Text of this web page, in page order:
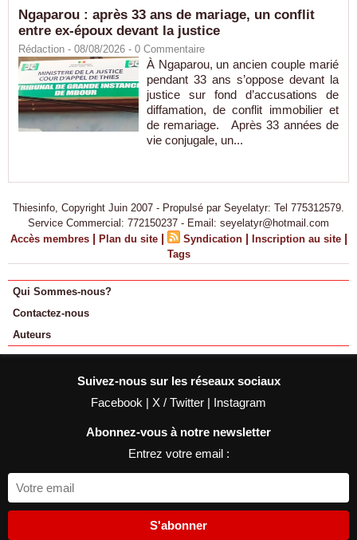
Ngaparou : après 33 ans de mariage, un conflit
entre ex-époux devant la justice
Rédaction - 08/08/2026 - 0 Commentaire
À Ngaparou, un ancien couple marié
pendant 33 ans s’oppose devant la
justice sur fond d’accusations de
diffamation, de conflit immobilier et
de remariage. Après 33 années de
vie conjugale, un...
Thiesinfo, Copyright Juin 2007 - Propulsé par Seyelatyr: Tel 775312579.
Service Commercial: 772150237 - Email: seyelatyr@hotmail.com
Accès membres | Plan du site | Syndication | Inscription au site |
Tags
Qui Sommes-nous?
Contactez-nous
Auteurs
Suivez-nous sur les réseaux sociaux
Facebook | X / Twitter | Instagram
Abonnez-vous à notre newsletter
Entrez votre email :
S'abonner